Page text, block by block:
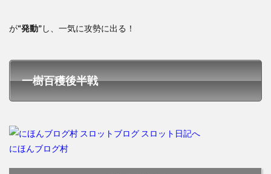
が“発動”し、一気に攻勢に出る！
一樹百穫後半戦
にほんブログ村